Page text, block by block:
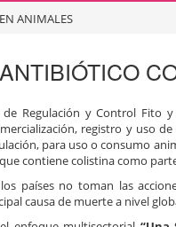
ANIMALES
y Control Fito y
registro y uso
para uso o consumo
contiene colistina como
países no toman las
causa de muerte a nivel